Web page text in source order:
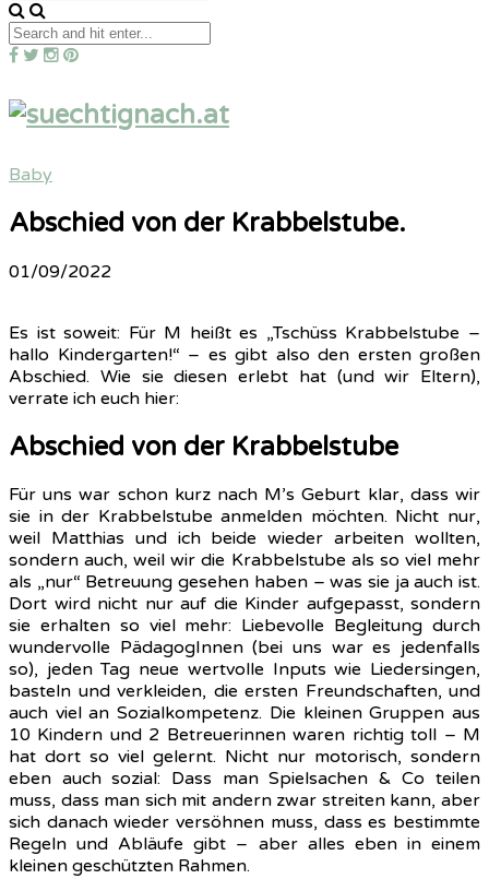
Baby
Abschied von der Krabbelstube.
01/09/2022
Es ist soweit: Für M heißt es „Tschüss Krabbelstube –
hallo Kindergarten!“ – es gibt also den ersten großen
Abschied. Wie sie diesen erlebt hat (und wir Eltern),
verrate ich euch hier:
Abschied von der Krabbelstube
Für uns war schon kurz nach M’s Geburt klar, dass wir
sie in der Krabbelstube anmelden möchten. Nicht nur,
weil Matthias und ich beide wieder arbeiten wollten,
sondern auch, weil wir die Krabbelstube als so viel mehr
als „nur“ Betreuung gesehen haben – was sie ja auch ist.
Dort wird nicht nur auf die Kinder aufgepasst, sondern
sie erhalten so viel mehr: Liebevolle Begleitung durch
wundervolle PädagogInnen (bei uns war es jedenfalls
so), jeden Tag neue wertvolle Inputs wie Liedersingen,
basteln und verkleiden, die ersten Freundschaften, und
auch viel an Sozialkompetenz. Die kleinen Gruppen aus
10 Kindern und 2 Betreuerinnen waren richtig toll – M
hat dort so viel gelernt. Nicht nur motorisch, sondern
eben auch sozial: Dass man Spielsachen & Co teilen
muss, dass man sich mit andern zwar streiten kann, aber
sich danach wieder versöhnen muss, dass es bestimmte
Regeln und Abläufe gibt – aber alles eben in einem
kleinen geschützten Rahmen.